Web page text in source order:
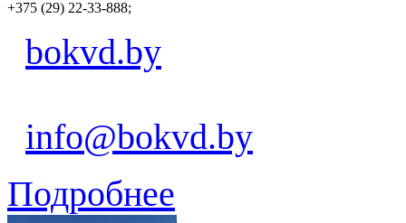
+375 (29) 22-33-888;
bokvd.by
info@bokvd.by
Подробнее